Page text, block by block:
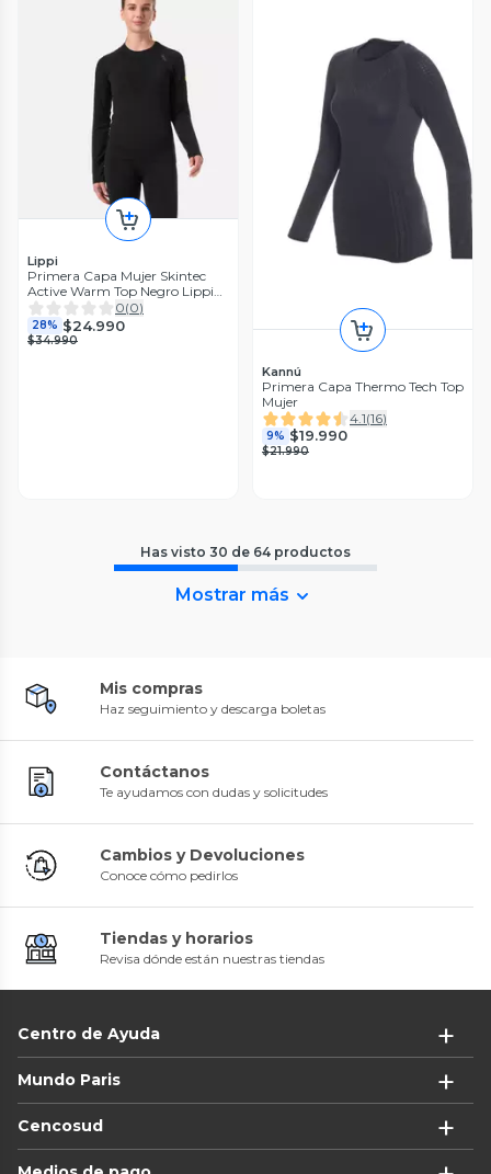
Lippi
Primera Capa Mujer Skintec
Active Warm Top Negro Lippi
V26
0(0)
28% $24.990
$34.990
Kannú
Primera Capa Thermo Tech Top
Mujer
4.1(16)
9% $19.990
$21.990
Has visto 30 de 64 productos
Mostrar más
Mis compras
Haz seguimiento y descarga boletas
Contáctanos
Te ayudamos con dudas y solicitudes
Cambios y Devoluciones
Conoce cómo pedirlos
Tiendas y horarios
Revisa dónde están nuestras tiendas
Centro de Ayuda
Mundo Paris
Cencosud